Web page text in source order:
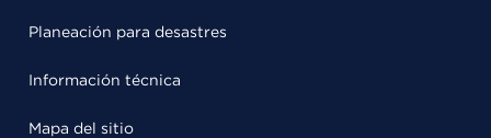
Planeación para desastres
Información técnica
Mapa del sitio